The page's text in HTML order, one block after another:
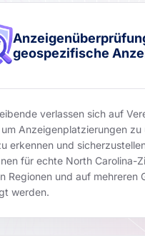
geospezifische
verlassen sich auf
um Anzeigenplatzierungen zu
erkennen und
für echte North Carolina-
Regionen und auf mehreren
werden.